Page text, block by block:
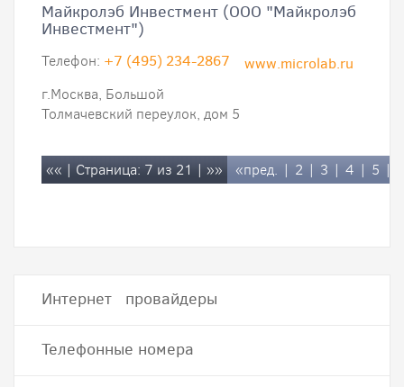
Майкролэб Инвестмент (ООО "Майкролэб
Инвестмент")
www.microlab.ru
Телефон: +7 (495) 234-2867
г.Москва, Большой
Толмачевский переулок, дом 5
«« | Страница: 7 из 21 | »» «пред. | 2 | 3 | 4 | 5 |
Интернет провайдеры
Телефонные номера